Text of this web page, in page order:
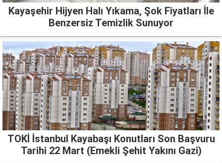
Kayaşehir Hijyen Halı Yıkama, Şok Fiyatları İle
Benzersiz Temizlik Sunuyor
TOKİ İstanbul Kayabaşı Konutları Son Başvuru
Tarihi 22 Mart (Emekli Şehit Yakını Gazi)